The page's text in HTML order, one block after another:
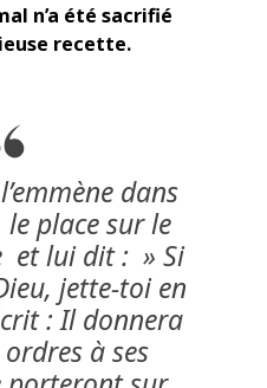
n’a été sacrifié
recette.
dans
place sur le
et lui dit : » Si
jette-toi en
: Il donnera
à ses